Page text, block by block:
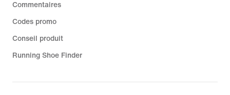
Commentaires
Codes promo
Conseil produit
Running Shoe Finder